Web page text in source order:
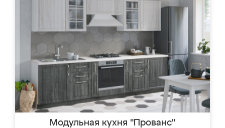
Модульная кухня "Прованс"